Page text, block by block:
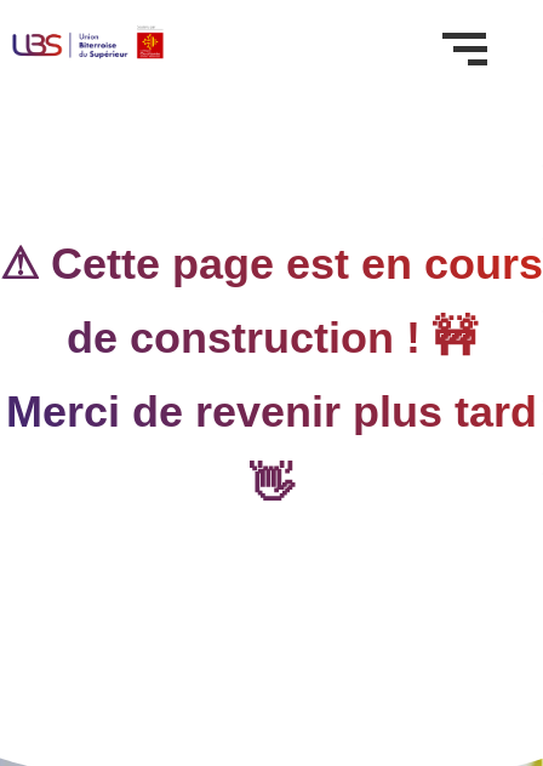
⚠ Cette page est en cours
de construction ! 🚧
Merci de revenir plus tard
👋